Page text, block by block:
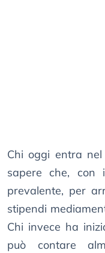
Chi oggi entra
sapere che, con
prevalente, per
stipendi
Chi invece ha
può contare